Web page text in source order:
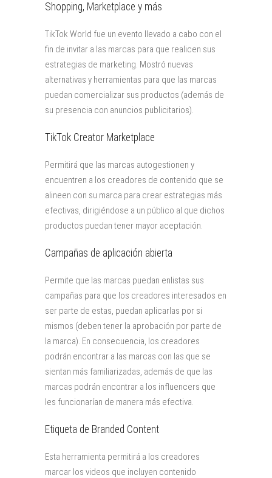
Shopping, Marketplace y más
TikTok World fue un evento llevado a cabo con el
fin de invitar a las marcas para que realicen sus
estrategias de marketing. Mostró nuevas
alternativas y herramientas para que las marcas
puedan comercializar sus productos (además de
su presencia con anuncios publicitarios).
TikTok Creator Marketplace
Permitirá que las marcas autogestionen y
encuentren a los creadores de contenido que se
alineen con su marca para crear estrategias más
efectivas, dirigiéndose a un público al que dichos
productos puedan tener mayor aceptación.
Campañas de aplicación abierta
Permite que las marcas puedan enlistas sus
campañas para que los creadores interesados en
ser parte de estas, puedan aplicarlas por si
mismos (deben tener la aprobación por parte de
la marca). En consecuencia, los creadores
podrán encontrar a las marcas con las que se
sientan más familiarizadas, además de que las
marcas podrán encontrar a los influencers que
les funcionarían de manera más efectiva.
Etiqueta de Branded Content
Esta herramienta permitirá a los creadores
marcar los videos que incluyen contenido